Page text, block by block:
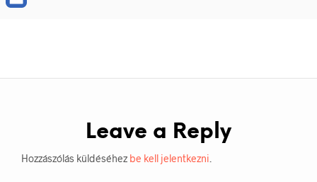
Leave a Reply
Hozzászólás küldéséhez be kell jelentkezni